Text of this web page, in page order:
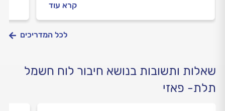
מערכת חשמל תלת-פאזית, מה זה מפסק ראשי
תלת-פאזי והאם המפסק יכול להקפיץ את
קרא עוד
לכל המדריכים
שאלות ותשובות בנושא חיבור לוח חשמל
תלת- פאזי